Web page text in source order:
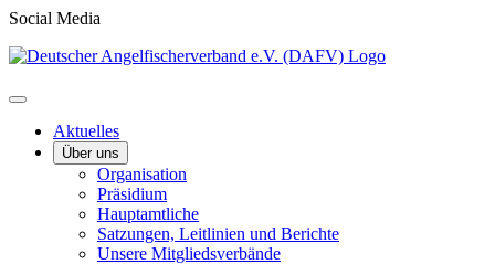
Social Media
Aktuelles
Über uns
Organisation
Präsidium
Hauptamtliche
Satzungen, Leitlinien und Berichte
Unsere Mitgliedsverbände